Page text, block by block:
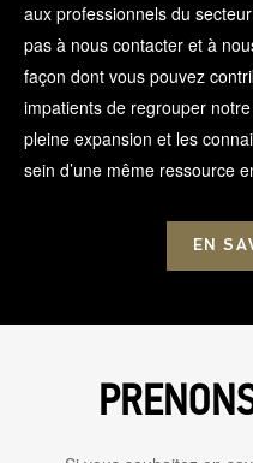
aux professionnels du
pas à nous contacter et à
façon dont vous pouvez
impatients de regrouper
pleine expansion et les
sein d’une même ressource
EN